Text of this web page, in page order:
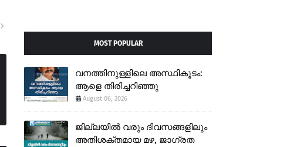
MOST POPULAR
വനത്തിനുള്ളിലെ അസ്ഥികൂടം:
ആളെ തിരിച്ചറിഞ്ഞു
August 06, 2026
ജില്ലയിൽ വരും ദിവസങ്ങളിലും
അതിശക്തമായ മഴ, ജാഗ്രത